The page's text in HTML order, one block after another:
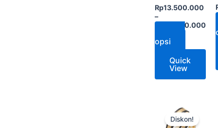
Rp13.500.000
–
Rp
20.000.000
opsi
produk
Quick
View
Diskon!
Produk
ini